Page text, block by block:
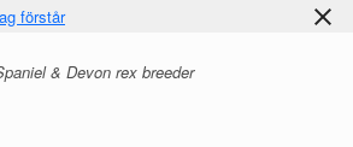
& Devon rex breeder
förstår